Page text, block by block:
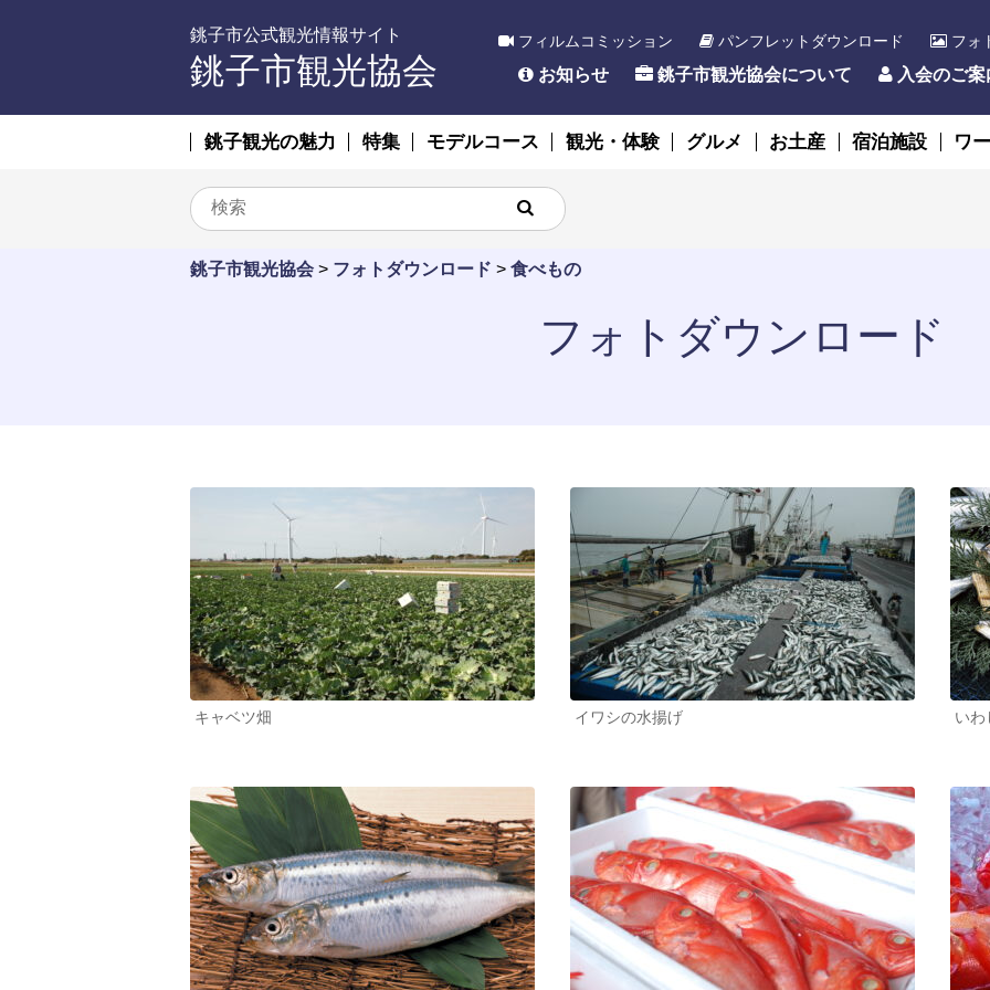
銚子市公式観光情報サイト
銚子市観光協会
フィルムコミッション パンフレットダウンロード フォ
お知らせ 銚子市観光協会について 入会のご案
銚子観光の魅力 特集 モデルコース 観光・体験 グルメ お土産 宿泊施設 ワ
銚子市観光協会 > フォトダウンロード > 食べもの
フォトダウンロード
キャベツ畑 イワシの水揚げ いわ